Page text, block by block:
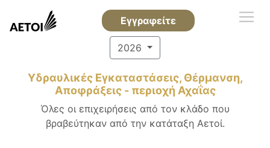
Εγγραφείτε
2026
Υδραυλικές Εγκαταστάσεις, Θέρμανση,
Αποφράξεις - περιοχή Αχαΐας
Όλες οι επιχειρήσεις από τον κλάδο που
βραβεύτηκαν από την κατάταξη Αετοί.